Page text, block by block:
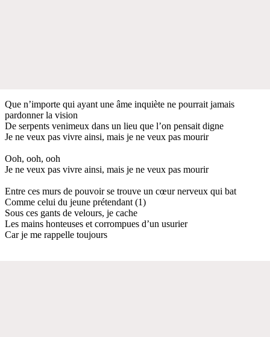
Que n’importe qui ayant une âme inquiète ne pourrait jamais
pardonner la vision
De serpents venimeux dans un lieu que l’on pensait digne
Je ne veux pas vivre ainsi, mais je ne veux pas mourir
Ooh, ooh, ooh
Je ne veux pas vivre ainsi, mais je ne veux pas mourir
Entre ces murs de pouvoir se trouve un cœur nerveux qui bat
Comme celui du jeune prétendant (1)
Sous ces gants de velours, je cache
Les mains honteuses et corrompues d’un usurier
Car je me rappelle toujours